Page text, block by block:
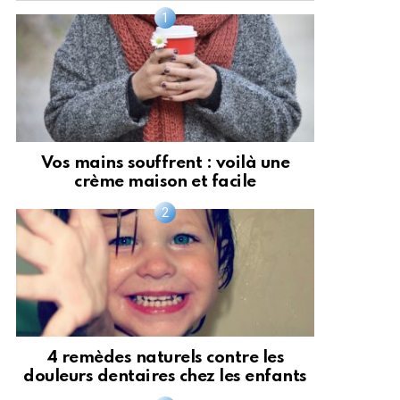
Vos mains souffrent : voilà une
crème maison et facile
4 remèdes naturels contre les
douleurs dentaires chez les enfants